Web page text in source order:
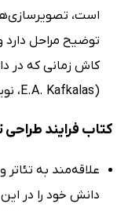
است،
توضیح مراحل
کاش زمانی که در
(E.A. Kafkalas، نویسنده و کارگردان)
کتاب فرایند
علاقه‌مند به
دانش خود را در